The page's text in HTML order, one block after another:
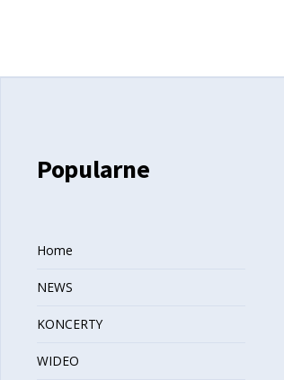
Popularne
Home
NEWS
KONCERTY
WIDEO